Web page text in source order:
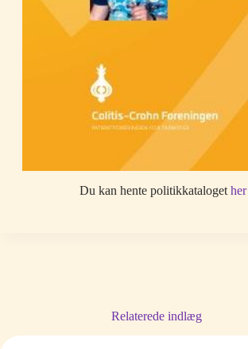
Du kan hente politikkatalogether
Relaterede indlæg